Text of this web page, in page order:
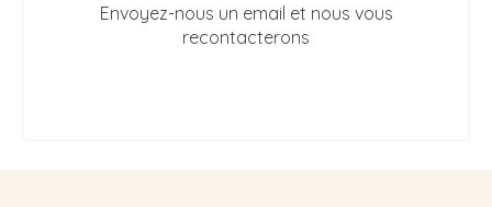
Envoyez-nous un email et nous vous
recontacterons